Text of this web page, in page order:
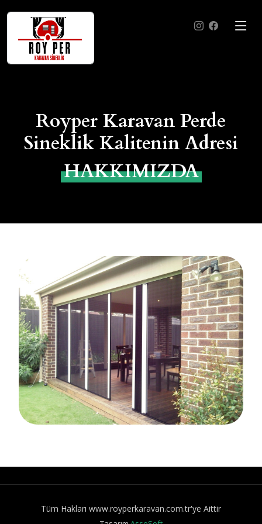
Royper Karavan Perde
Sineklik Kalitenin Adresi
HAKKIMIZDA
Tüm Hakları www.royperkaravan.com.tr'ye Aittir